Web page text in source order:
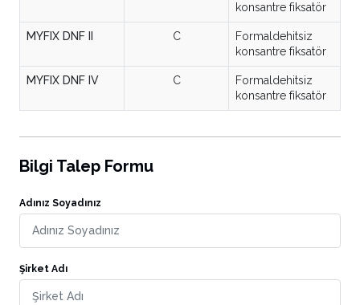
konsantre fiksatör
MYFIX DNF II C
Formaldehitsiz
konsantre fiksatör
MYFIX DNF IV C
Formaldehitsiz
konsantre fiksatör
Bilgi Talep Formu
Adınız Soyadınız
Şirket Adı